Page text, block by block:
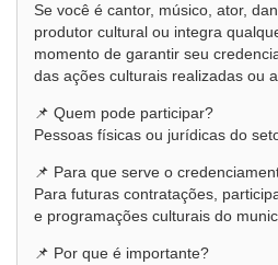
Se você é cantor, músico, ator,
produtor cultural ou integra
momento de garantir seu
das ações culturais realizadas ou
📌 Quem pode participar?
Pessoas físicas ou jurídicas do
📌 Para que serve o
Para futuras contratações,
e programações culturais do
📌 Por que é importante?